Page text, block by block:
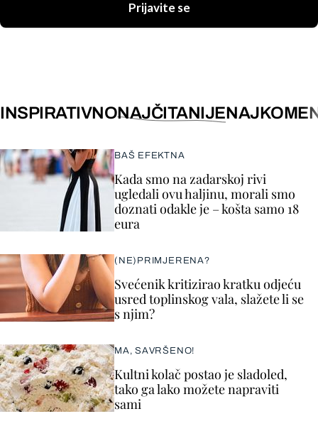
Prijavite se
INSPIRATIVNONAJČITANIJE
BAŠ EFEKTNA
Kada smo na zadarskoj rivi
ugledali ovu haljinu, morali smo
doznati odakle je – košta samo 18
eura
(NE)PRIMJERENA?
Svećenik kritizirao kratku odjeću
usred toplinskog vala, slažete li se
s njim?
MA, SAVRŠENO!
Kultni kolač postao je sladoled,
tako ga lako možete napraviti
sami